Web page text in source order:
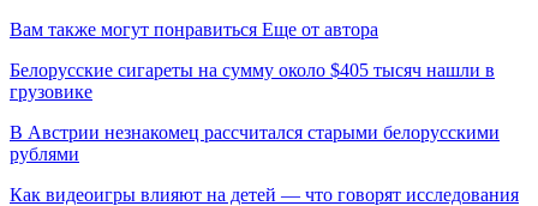
Вам также могут понравиться Еще от автора
Белорусские сигареты на сумму около $405 тысяч нашли в
грузовике
В Австрии незнакомец рассчитался старыми белорусскими
рублями
Как видеоигры влияют на детей — что говорят исследования